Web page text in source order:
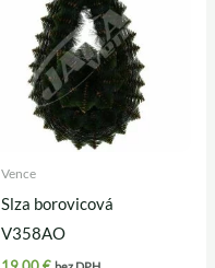
Vence
Slza borovicová
V358AO